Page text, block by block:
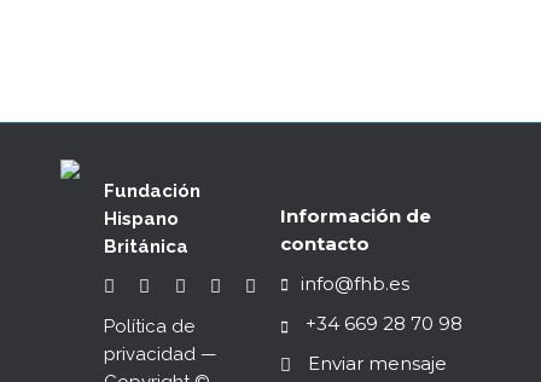
Fundación
Hispano
Británica
Política de
privacidad —
Información de
contacto
info@fhb.es
+34 669 28 70 98
Enviar mensaje